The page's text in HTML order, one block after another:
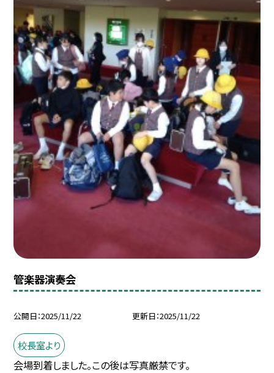
管楽器演奏会
公開日 2025/11/22 更新日 2025/11/22
校長室より
会場到着しました。この後は写真厳禁です。